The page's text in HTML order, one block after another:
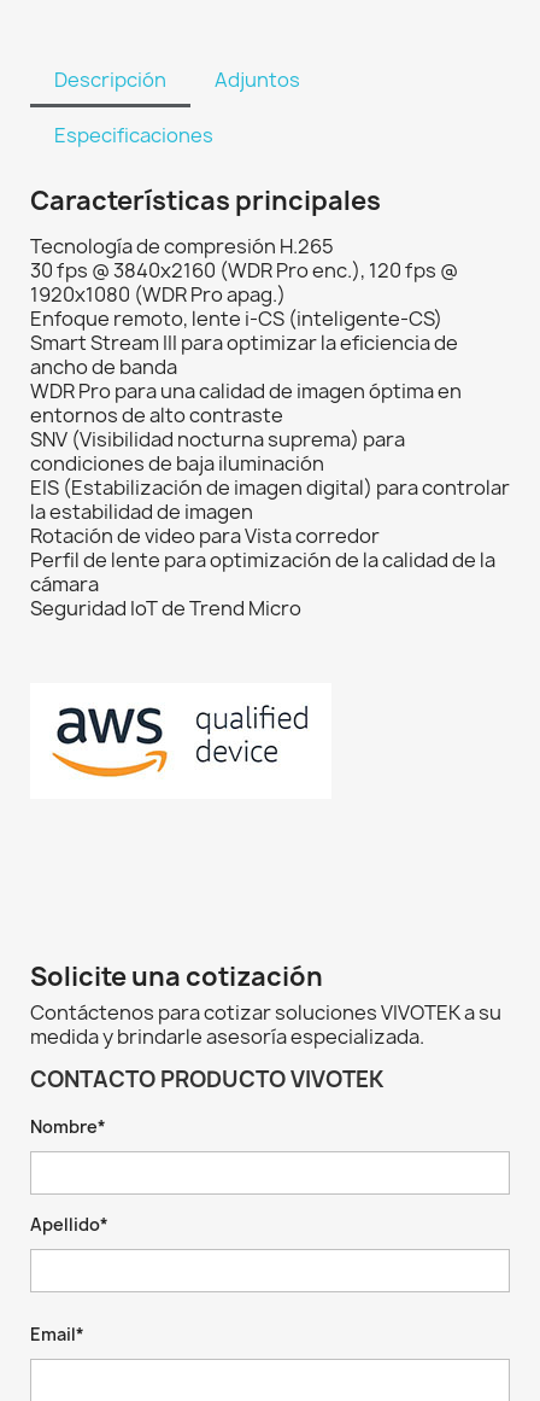
Descripción Adjuntos
Especificaciones
Características principales
Tecnología de compresión H.265
30 fps @ 3840x2160 (WDR Pro enc.), 120 fps @
1920x1080 (WDR Pro apag.)
Enfoque remoto, lente i-CS (inteligente-CS)
Smart Stream III para optimizar la eficiencia de
ancho de banda
WDR Pro para una calidad de imagen óptima en
entornos de alto contraste
SNV (Visibilidad nocturna suprema) para
condiciones de baja iluminación
EIS (Estabilización de imagen digital) para controlar
la estabilidad de imagen
Rotación de video para Vista corredor
Perfil de lente para optimización de la calidad de la
cámara
Seguridad IoT de Trend Micro
Solicite una cotización
Contáctenos para cotizar soluciones VIVOTEK a su
medida y brindarle asesoría especializada.
CONTACTO PRODUCTO VIVOTEK
Nombre*
Apellido*
Email*